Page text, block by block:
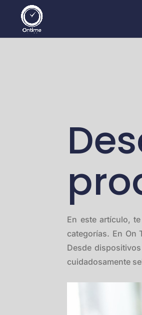
En este artículo,
categorías. En On
Desde
cuidadosamente